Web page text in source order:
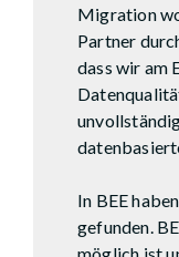
Migration
Partner
dass wir am
In BEE
gefunden.